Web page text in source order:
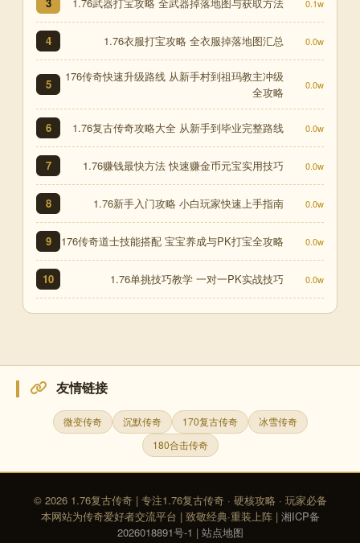
0.1w
4 1.76衣服打宝攻略 全衣服掉落地图汇总 0.0w
5
176传奇快速升级路线 从新手村到祖玛教主冲级
全攻略
0.0w
6 1.76复古传奇攻略大全 从新手到毕业完整路线 0.0w
7 1.76赚钱最快方法 快速赚金币元宝实用技巧 0.0w
8 1.76新手入门攻略 小白玩家快速上手指南 0.0w
9 176传奇道士技能搭配 宝宝养成与PK打宝全攻略 0.0w
10 1.76单挑技巧教学 一对一PK实战技巧 0.0w
友情链接
微变传奇 沉默传奇 170复古传奇
冰雪传奇
180合击传奇
© 2026 1.76复古传奇 | 专注1.76复古传奇 · 硬核攻略 · 玩家必备
本网站为传奇爱好者交流平台 | 致敬经典·重装上阵 | 湘ICP备
2026018891号-1 | 站点地图